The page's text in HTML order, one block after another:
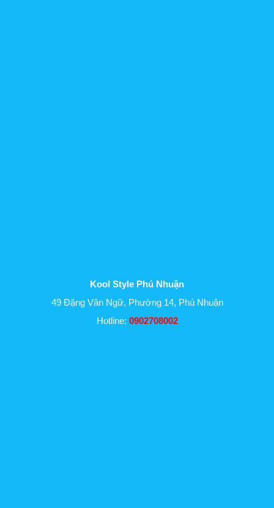
Kool Style Phú Nhuận
49 Đặng Văn Ngữ, Phường 14, Phú Nhuận
Hotline: 0902708002